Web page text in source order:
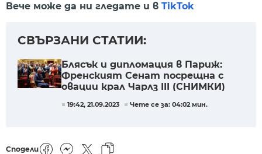
Вече може да ни гледате и в TikTok
СВЪРЗАНИ СТАТИИ:
Блясък и дипломация в Париж:
Френският Сенат посрещна с
овации крал Чарлз III (СНИМКИ)
19:42, 21.09.2023 Чете се за: 04:02 мин.
Сподели